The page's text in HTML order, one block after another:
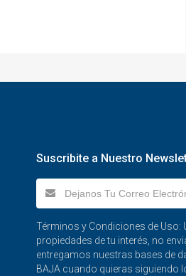
Suscribite a Nuestro
Términos y Condiciones de
propiedades de tu interés, no
entregamos nuestras bases de
BAJA cuando quieras siguiendo